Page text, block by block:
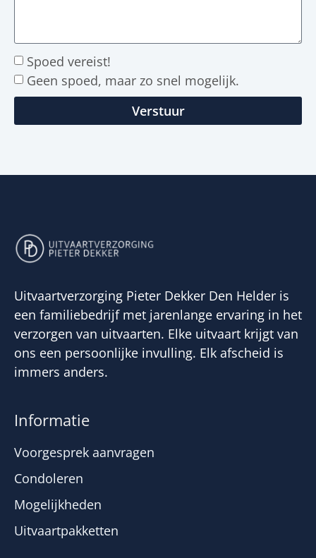
Spoed vereist!
Geen spoed, maar zo snel mogelijk.
Verstuur
Uitvaartverzorging Pieter Dekker Den Helder is
een familiebedrijf met jarenlange ervaring in het
verzorgen van uitvaarten. Elke uitvaart krijgt van
ons een persoonlijke invulling. Elk afscheid is
immers anders.
Informatie
Voorgesprek aanvragen
Condoleren
Mogelijkheden
Uitvaartpakketten